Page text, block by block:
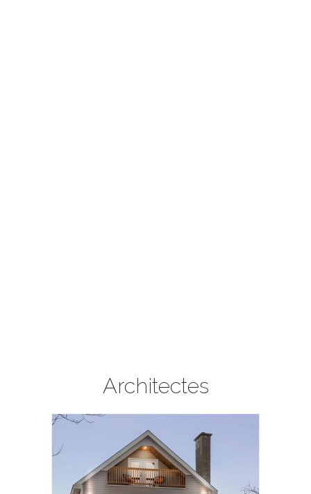
Architectes